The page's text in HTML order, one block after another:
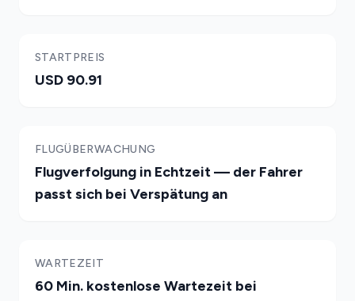
STARTPREIS
USD 90.91
FLUGÜBERWACHUNG
Flugverfolgung in Echtzeit — der Fahrer
passt sich bei Verspätung an
WARTEZEIT
60 Min. kostenlose Wartezeit bei